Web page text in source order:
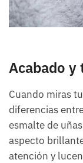
Acabado y
Cuando miras
diferencias
esmalte de
aspecto
atención y